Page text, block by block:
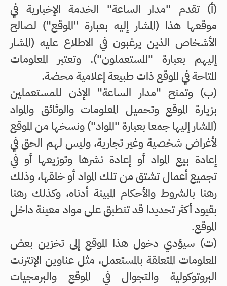
(أ‌) تقدم "مدار الساعة" الخدمة الإخبارية في
موقعها هذا (المشار إليه بعبارة "الموقع") لصالح
الأشخاص الذين يرغبون في الاطلاع عليه (المشار
إليهم بعبارة "المستعملون"). وتعتبر المعلومات
المتاحة في الموقع ذات طبيعة إعلامية محضة.
(ب‌) وتمنح "مدار الساعة" الإذن للمستعملين
بزيارة الموقع وتحميل المعلومات والوثائق والمواد
(المشار إليها جمعا بعبارة "المواد") ونسخها من الموقع
لأغراض شخصية وغير تجارية، وليس لهم الحق في
إعادة بيع المواد أو إعادة نشرها وتوزيعها أو في
تجميع أعمال تشتق من تلك المواد أو خلقها، وذلك
رهنا بالشروط والأحكام المبينة أدناه، وكذلك رهنا
بقيود أكثر تحديدا قد تنطبق على مواد معينة داخل
الموقع.
(ت‌) سيؤدي دخول هذا الموقع إلى تخزين بعض
المعلومات المتعلقة بالمستعمل، مثل عناوين الإنترنت
البروتوكولية والتجوال في الموقع والبرمجيات